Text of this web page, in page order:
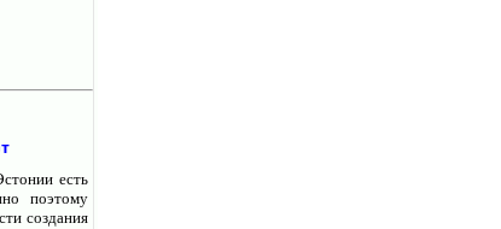
есть
поэтому
создания